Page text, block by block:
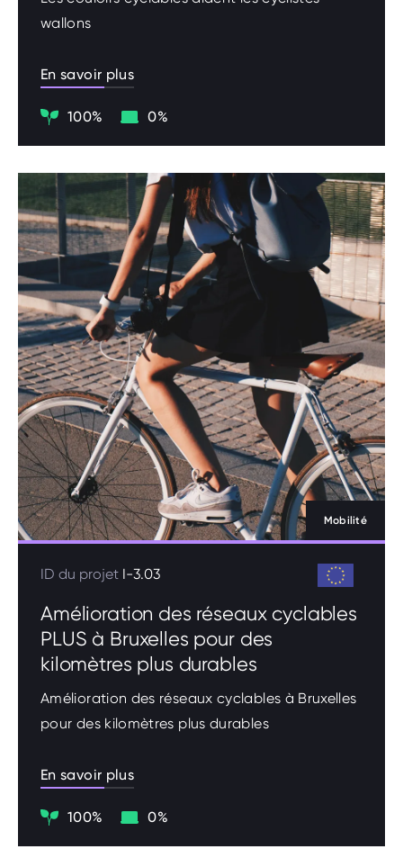
wallons
En savoir plus
Climat
100% Digitalisation
0%
Mobilité
ID du projet I-3.03
Amélioration des réseaux cyclables
PLUS à Bruxelles pour des
kilomètres plus durables
Amélioration des réseaux cyclables à Bruxelles
pour des kilomètres plus durables
En savoir plus
Climat
100% Digitalisation
0%